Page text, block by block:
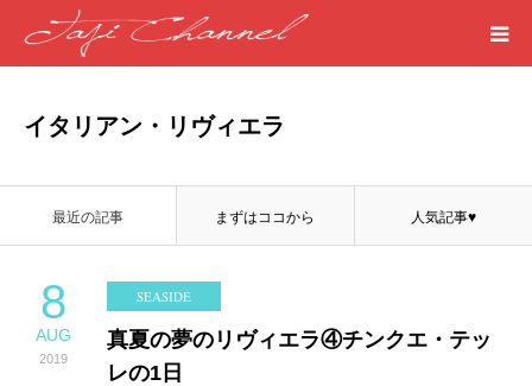
イタリアン・リヴィエラ
最近の記事 まずはココから 人気記事♥
8
AUG
2019
SEASIDE
真夏の夢のリヴィエラ④チンクエ・テッ
レの1日
SEASIDE